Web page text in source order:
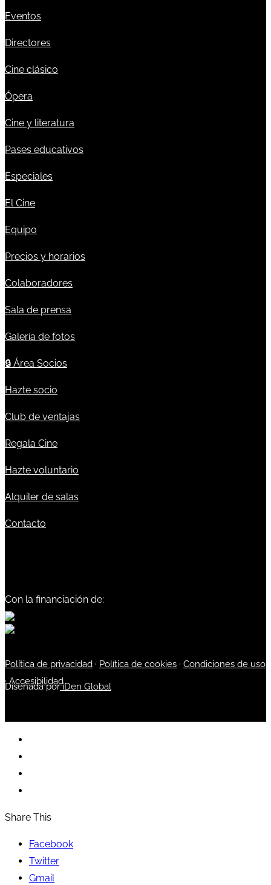
Eventos
Directores
Cine clásico
Ópera
Cine y literatura
Pases educativos
Especiales
El Cine
Equipo
Precios y horarios
Colaboradores
Sala de prensa
Galería de fotos
🔒 Área Socios
Hazte socio
Club de ventajas
Regala Cine
Hazte voluntario
Alquiler de salas
Contacto
Con la financiación de:
Política de privacidad · Política de cookies · Condiciones de uso
·Accesibilidad
Diseñada poriDen Global
Share This
Facebook
Twitter
Gmail